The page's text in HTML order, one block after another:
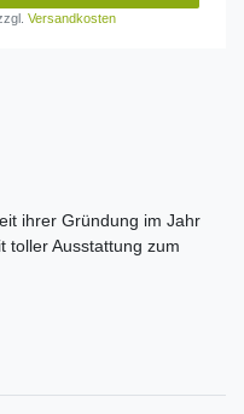
Versandkosten
ihrer Gründung im Jahr
toller Ausstattung zum